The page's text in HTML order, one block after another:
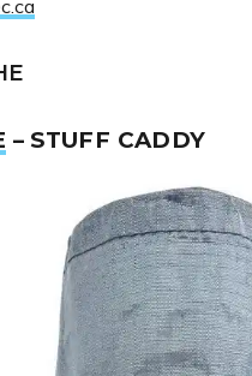
– STUFF CADDY